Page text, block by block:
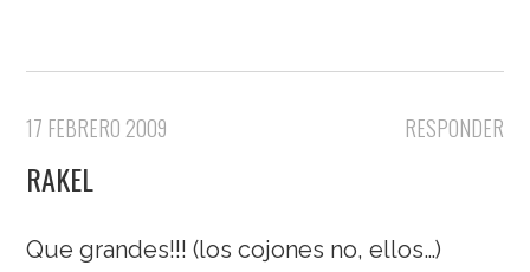
RESPONDER
17 FEBRERO 2009
RAKEL
Que grandes!!! (los cojones no, ellos…)